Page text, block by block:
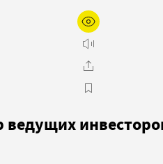
ведущих